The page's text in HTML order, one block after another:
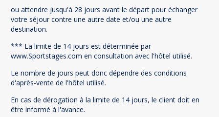
ou attendre jusqu'à 28 jours avant le départ pour échanger
votre séjour contre une autre date et/ou une autre
destination.
*** La limite de 14 jours est déterminée par
www.Sportstages.com en consultation avec l'hôtel utilisé.
Le nombre de jours peut donc dépendre des conditions
d'après-vente de l'hôtel utilisé.
En cas de dérogation à la limite de 14 jours, le client doit en
être informé à l'avance.